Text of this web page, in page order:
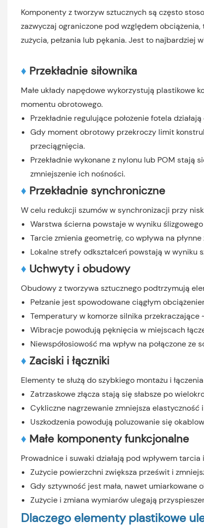
Komponenty z tworzyw sztucznych są często
zazwyczaj ograniczone pod względem
zużycia, pełzania lub pękania. Jest to najbardziej
♦Przekładnie siłownika
Małe układy napędowe wykorzystują plastikowe
momentu obrotowego.
Przekładnie regulujące położenie fotela
Gdy moment obrotowy przekroczy limit
przeciągnięcia.
Przekładnie wykonane z nylonu lub POM stają
zmniejszenie ich nośności.
♦Przekładnie synchroniczne
W celu redukcji szumów w synchronizacji przy
Warstwa ścierna powstaje w wyniku
Tarcie zmienia geometrię, co wpływa na
Lokalne strefy odkształceń powstają w wyniku
♦Uchwyty i obudowy
Obudowy z tworzywa sztucznego podtrzymują
Pełzanie jest spowodowane ciągłym
Temperatury w komorze silnika przekraczające
Wibracje powodują pęknięcia w miejscach
Niewspółosiowość ma wpływ na połączone
♦Zaciski i łączniki
Elementy te służą do szybkiego montażu i
Zatrzaskowe złącza stają się słabsze po
Cykliczne nagrzewanie zmniejsza elastyczność
Uszkodzenia powodują poluzowanie się
♦Małe komponenty funkcjonalne
Prowadnice i suwaki działają pod wpływem
Zużycie powierzchni zwiększa prześwit i
Gdy sztywność jest mała, nawet umiarkowane
Zużycie i zmiana wymiarów ulegają
Dlaczego elementy plastikowe